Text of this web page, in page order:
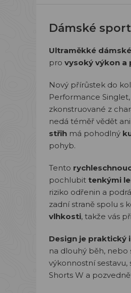
Dámské
Ultraměkké
pro vysoký výkon a
Nový přírůstek do
Performance
zkonstruované z
nedá téměř vědět
střih má pohodlný
pohyb.
Tento
pochlubit tenkými
riziko odřenin a
zadní straně spolu s
vlhkosti, takže vás
Design je praktický
na dlouhý běh,
výkonnostní
Shorts W a